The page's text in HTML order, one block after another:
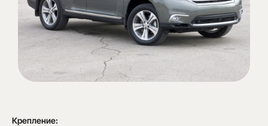
Крепление: